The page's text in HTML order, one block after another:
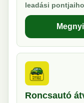
leadási
Roncsautó